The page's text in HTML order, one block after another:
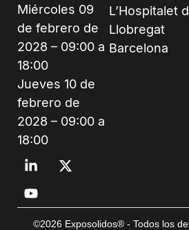
Miércoles 09
de febrero de
2028 – 09:00 a
18:00
Jueves 10 de
febrero de
2028 – 09:00 a
18:00
L’Hospitalet
Llobregat
Barcelona
©2026 Exposolidos® - Todos los